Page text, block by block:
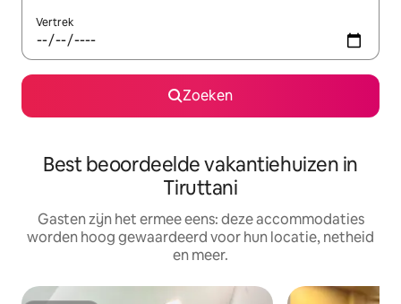
Vertrek
Zoeken
Best beoordeelde vakantiehuizen in
Tiruttani
Gasten zijn het ermee eens: deze accommodaties
worden hoog gewaardeerd voor hun locatie, netheid
en meer.